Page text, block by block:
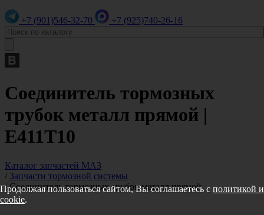
+7 (901)546-32-70 +7 (925)740-26-16
Соединитель тормозных
трубок металл прямой |
E411T10
Каталог запчастей МАЗ
/ Запчасти тормозной системы
/ Соединитель тормозных трубок металл прямой
Продолжая пользоваться сайтом, Вы соглашаетесь с политикой
cookie.